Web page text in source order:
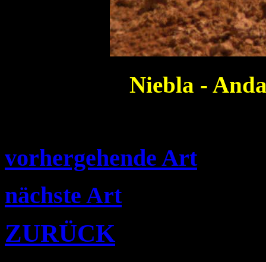
Niebla -
vorhergehende Art
nächste Art
ZURÜCK